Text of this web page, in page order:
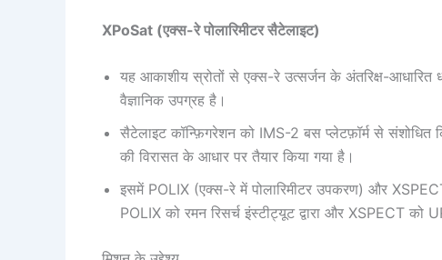
XPoSat (एक्स-रे पोलारिमीटर सैटेलाइट)
यह आकाशीय स्रोतों से एक्स-रे उत्सर्जन के अंतरिक्ष-आधारित
वैज्ञानिक उपग्रह है।
सैटेलाइट कॉन्फ़िगरेशन को IMS-2 बस प्लेटफ़ॉर्म से
की विरासत के आधार पर तैयार किया गया है।
इसमें POLIX (एक्स-रे में पोलारिमीटर उपकरण) और
POLIX को रमन रिसर्च इंस्टीट्यूट द्वारा और XSPECT को